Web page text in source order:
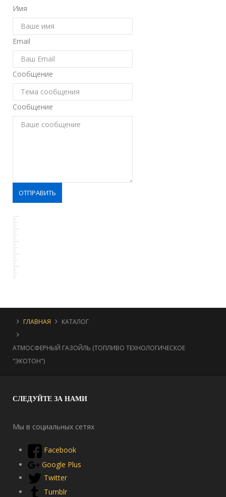
Имя
Email
Сообщение
Сообщение
ГЛАВНАЯ КАТАЛОГ
АТМОСФЕРНЫЙ ГАЗОЙЛЬ (ТОПЛИВО ТЕХНОЛОГИЧЕСКОЕ
"ЭКОТОН")
СЛЕДУЙТЕ ЗА НАМИ
Мы в социальных сетях
Facebook
Google Plus
Twitter
Tumblr